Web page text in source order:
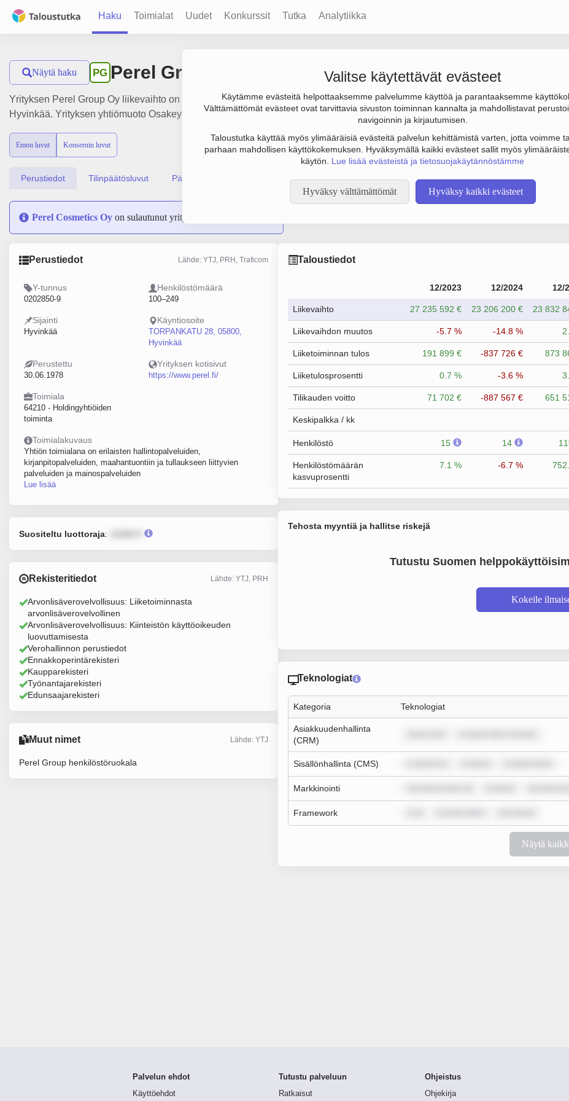
Haku Toimialat Uudet Konkurssit Tutka Analytiikka
Valitse käytettävät evästeet
Käytämme evästeitä helpottaaksemme palvelumme käyttöä ja parantaaksemme
Välttämättömät evästeet ovat tarvittavia sivuston toiminnan kannalta ja mahdollistavat
navigoinnin ja kirjautumisen.
Taloustutka käyttää myös ylimääräisiä evästeitä palvelun kehittämistä varten, jotta voimme
parhaan mahdollisen käyttökokemuksen. Hyväksymällä kaikki evästeet sallit myös
käytön. Lue lisää evästeistä ja tietosuojakäytännöstämme
Hyväksy välttämättömät Hyväksy kaikki evästeet
Näytä haku PG Perel Group Oy
Yrityksen Perel Group Oy liikevaihto on 23.8 milj. € ja tulos 874 000 €. Sen päätoimiala on Holdingyhtiöiden toiminta,
Hyvinkää. Yrityksen yhtiömuoto Osakeyhtiö (OY).
Emon luvut Konsernin luvut
Perustiedot Tilinpäätösluvut Päättäjätiedot
Perel Cosmetics Oy on sulautunut yritykseen Perel Group Oy
Perustiedot Lähde: YTJ, PRH, Traficom
Y-tunnus
0202850-9
Henkilöstömäärä
100–249
Sijainti
Hyvinkää
Käyntiosoite
TORPANKATU 28, 05800,
Hyvinkää
Perustettu
30.06.1978
Yrityksen kotisivut
https://www.perel.fi/
Toimiala
64210 - Holdingyhtiöiden
toiminta
Toimialakuvaus
Yhtiön toimialana on erilaisten hallintopalveluiden,
kirjanpitopalveluiden, maahantuontiin ja tullaukseen liittyvien
palveluiden ja mainospalveluiden
Lue lisää
Suositeltu luottoraja:
Rekisteritiedot Lähde: YTJ, PRH
Arvonlisäverovelvollisuus: Liiketoiminnasta
arvonlisäverovelvollinen
Arvonlisäverovelvollisuus: Kiinteistön käyttöoikeuden
luovuttamisesta
Verohallinnon perustiedot
Ennakkoperintärekisteri
Kaupparekisteri
Työnantajarekisteri
Edunsaajarekisteri
Muut nimet Lähde: YTJ
Perel Group henkilöstöruokala
Taloustiedot
12/2023 12/2024 12/
Liikevaihto 27 235 592 € 23 206 200 € 23 832
Liikevaihdon muutos -5.7 % -14.8 %
Liiketoiminnan tulos 191 899 € -837 726 € 873
Liiketulosprosentti 0.7 % -3.6 %
Tilikauden voitto 71 702 € -887 567 € 651
Keskipalkka / kk
Henkilöstö 15 14
Henkilöstömäärän
kasvuprosentti
7.1 % -6.7 %
Tehosta myyntiä ja hallitse riskejä
Tutustu Suomen
Kokeile
Teknologiat
Kategoria Teknologiat
Asiakkuudenhallinta
(CRM)
Sisällönhallinta (CMS)
Markkinointi
Framework
Näytä
Palvelun ehdot
Käyttöehdot
Tutustu palveluun
Ratkaisut
Ohjeistus
Ohjekirja